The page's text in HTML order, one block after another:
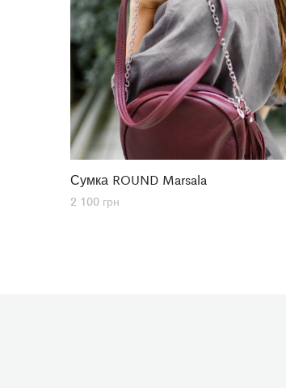
Сумка ROUND Marsala
2 100 грн